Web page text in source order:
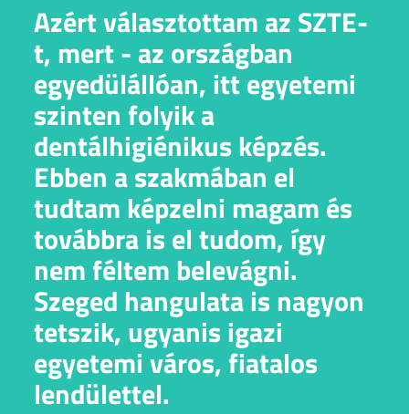
Azért választottam az SZTE-
t, mert - az országban
egyedülállóan, itt egyetemi
szinten folyik a
dentálhigiénikus képzés.
Ebben a szakmában el
tudtam képzelni magam és
továbbra is el tudom, így
nem féltem belevágni.
Szeged hangulata is nagyon
tetszik, ugyanis igazi
egyetemi város, fiatalos
lendülettel.